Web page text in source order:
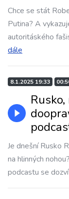
Chce se stát
Putina? A
autoritáského
dále
8.1.2025 19:33
Je dnešní Rusko
na hlinných
podcastu se